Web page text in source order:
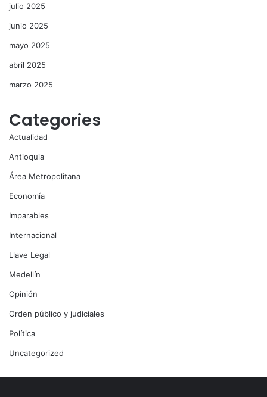
julio 2025
junio 2025
mayo 2025
abril 2025
marzo 2025
Categories
Actualidad
Antioquia
Área Metropolitana
Economía
Imparables
Internacional
Llave Legal
Medellín
Opinión
Orden público y judiciales
Política
Uncategorized